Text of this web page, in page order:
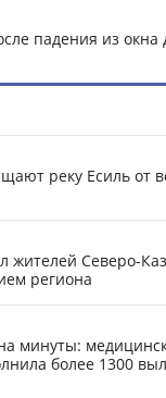
падения из окна
реку Есиль от
жителей Северо-
региона
минуты:
более 1300